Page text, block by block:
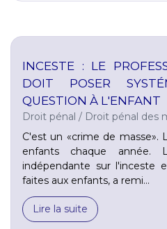
INCESTE : LE
DOIT POSER
QUESTION À L'ENFANT
Droit pénal / Droit pénal des
C'est un «crime de masse».
enfants chaque année.
indépendante sur l'inceste
faites aux enfants, a remi...
Lire la suite